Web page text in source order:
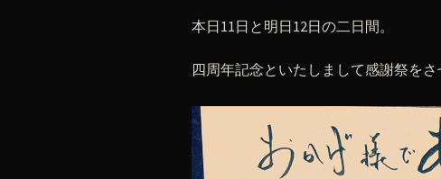
本日11日と明日12日の二日間。
四周年記念といたしまして感謝祭を